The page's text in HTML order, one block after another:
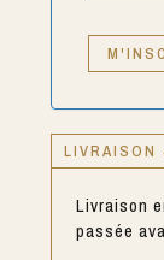
LIVRAISON
Livraison
passée